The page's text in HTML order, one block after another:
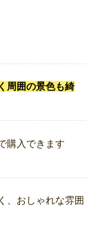
周囲の景色も綺
購入できます
、おしゃれな雰囲